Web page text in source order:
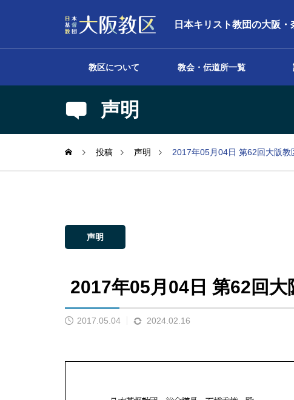
日本キリスト教団の大阪
教区について 教会・伝道所一覧
声明
声明
投稿 声明 2017年05月04日 第62回大阪教
声明
2017年05月04日 第62回
2017.05.04 2024.02.16